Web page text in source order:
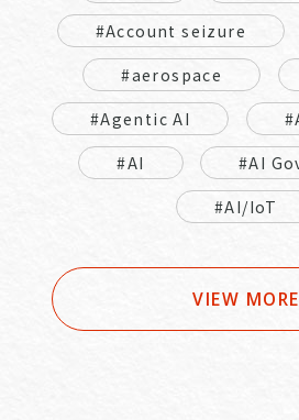
#Account seizure
#aerospace
#Agentic AI
#AI
#AI
#AI/IoT
VIEW MORE